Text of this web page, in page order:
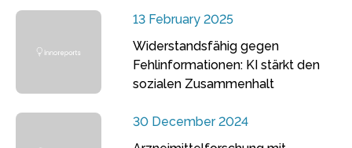
13 February 2025
Widerstandsfähig gegen
Fehlinformationen: KI stärkt den
sozialen Zusammenhalt
30 December 2024